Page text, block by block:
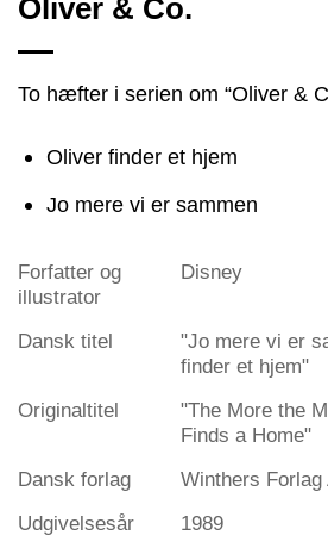
Oliver & Co.
To hæfter i serien om “Oliver &
Oliver finder et hjem
Jo mere vi er sammen
Forfatter og
illustrator
Disney
Dansk titel
"Jo mere vi er
finder et hjem"
Originaltitel
"The More the
Finds a Home"
Dansk forlag
Winthers Forlag
Udgivelsesår
1989